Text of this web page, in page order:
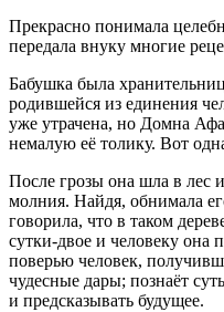
Прекрасно понимала
передала внуку многие
Бабушка была
родившейся из единения
уже утрачена, но Домна
немалую её толику. Вот
После грозы она шла в лес
молния. Найдя, обнимала
говорила, что в таком
сутки-двое и человеку она
поверью человек,
чудесные дары; познаёт
и предсказывать будущее.